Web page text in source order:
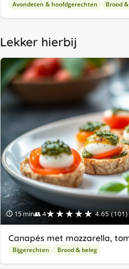
Avondeten & hoofdgerechten Brood
Lekker hierbij
⏱ 15 min👥 4★★★★★ 4.65 (101)
Canapés met mozzarella,
Bijgerechten Brood & beleg